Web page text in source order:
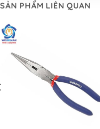
SẢN PHẨM LIÊN QUAN